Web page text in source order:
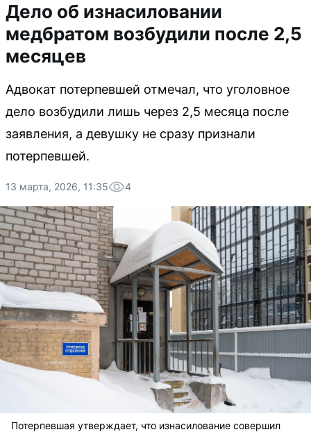
Дело об изнасиловании
медбратом возбудили после 2,5
месяцев
Адвокат потерпевшей отмечал, что уголовное
дело возбудили лишь через 2,5 месяца после
заявления, а девушку не сразу признали
потерпевшей.
13 марта, 2026, 11:35 4
Потерпевшая утверждает, что изнасилование совершил